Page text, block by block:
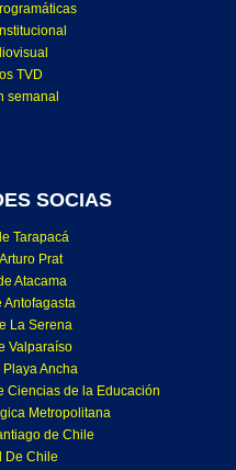
TVD
semanal
SOCIAS
Tarapacá
Prat
Atacama
Antofagasta
La Serena
Valparaíso
Ancha
Ciencias de la Educación
Metropolitana
de Chile
De Chile